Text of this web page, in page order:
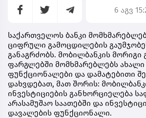
6 აგვ
საქართველოს ბანკი
ციფრული გამოცდილების
განაგრძობს. მობილბანკის მორიგი
ფარგლებში მომხმარებლებს ახალი
ფუნქციონალები და დამატებითი
დახვდებათ, მათ შორის:
ინვესტიციების განხორციელება
არასამუშაო საათებში და
დავალების ფუნქციონალი.